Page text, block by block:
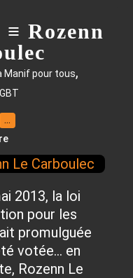
≡ Rozenn
Manif pour tous,
…
2013, la loi
pour les
promulguée
votée… en
Rozenn Le